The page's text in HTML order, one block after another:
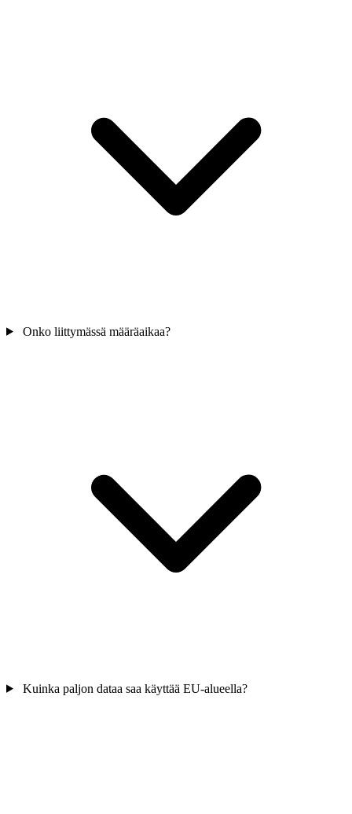
Onko liittymässä määräaikaa?
Kuinka paljon dataa saa käyttää EU-alueella?